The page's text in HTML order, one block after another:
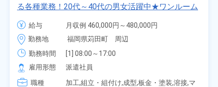
る各種業務！20代～40代の男女活躍中★ワンルーム
寮無料！マイカー通勤OK！無料駐車場あり！赴任旅
費会社負担！社員食堂あり！日払いあり！土日休
み！特別賞与90万円支給！《福岡県京都郡苅田町》
給与
月収例 460,000円～480,000円
時給 1,900円～1,900円
勤務地
福岡県苅田町　周辺
勤務時間
[1] 08:00～17:00
[2] 20:00～05:00
[3] 06:30～15:00
[4] 14:30～23:00
雇用形態
派遣社員
職種
加工,組立・組付け,成型,板金・塗装,溶接,マ